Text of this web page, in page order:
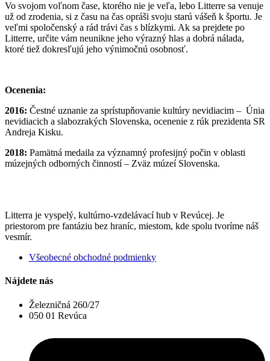
Vo svojom voľnom čase, ktorého nie je veľa, lebo Litterre sa venuje
už od zrodenia, si z času na čas opráši svoju starú vášeň k športu. Je
veľmi spoločenský a rád trávi čas s blízkymi. Ak sa prejdete po
Litterre, určite vám neunikne jeho výrazný hlas a dobrá nálada,
ktoré tiež dokresľujú jeho výnimočnú osobnosť.
Ocenenia:
2016: Čestné uznanie za sprístupňovanie kultúry nevidiacim – Únia
nevidiacich a slabozrakých Slovenska, ocenenie z rúk prezidenta SR
Andreja Kisku.
2018: Pamätná medaila za významný profesijný počin v oblasti
múzejných odborných činností – Zväz múzeí Slovenska.
Litterra je vyspelý, kultúrno-vzdelávací hub v Revúcej. Je
priestorom pre fantáziu bez hraníc, miestom, kde spolu tvoríme náš
vesmír.
Všeobecné obchodné podmienky
Nájdete nás
Železničná 260/27
050 01 Revúca